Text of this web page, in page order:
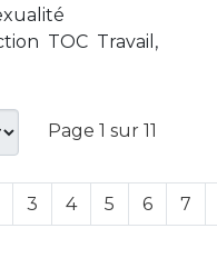
TOC Travail,
Page 1 sur 11
3 4 5 6 7